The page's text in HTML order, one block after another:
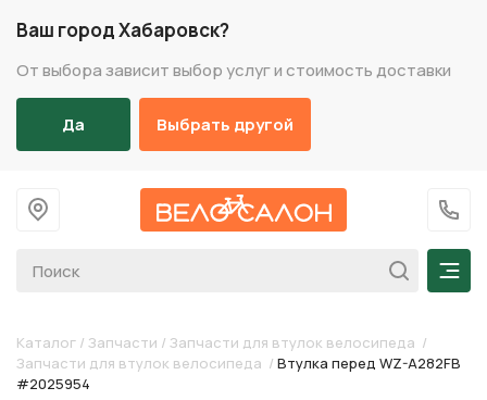
Ваш город Хабаровск?
От выбора зависит выбор услуг и стоимость доставки
Да Выбрать другой
На главную
+7
Каталог / Запчасти / Запчасти для втулок велосипеда /
Запчасти для втулок велосипеда / Втулка перед WZ-A282FB
#2025954